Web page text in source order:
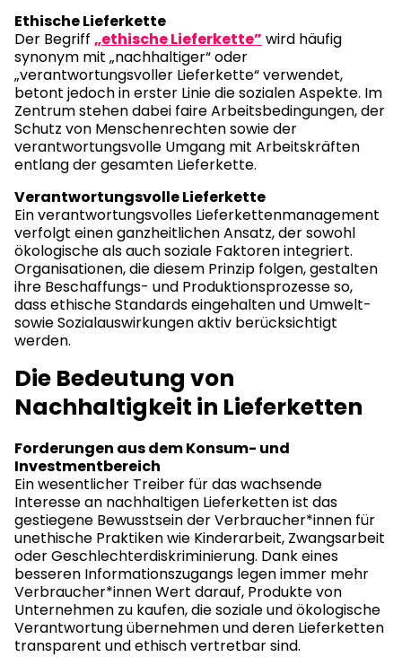
Ethische Lieferkette
Der Begriff „ethische Lieferkette” wird häufig
synonym mit „nachhaltiger“ oder
„verantwortungsvoller Lieferkette“ verwendet,
betont jedoch in erster Linie die sozialen Aspekte. Im
Zentrum stehen dabei faire Arbeitsbedingungen, der
Schutz von Menschenrechten sowie der
verantwortungsvolle Umgang mit Arbeitskräften
entlang der gesamten Lieferkette.
Verantwortungsvolle Lieferkette
Ein verantwortungsvolles Lieferkettenmanagement
verfolgt einen ganzheitlichen Ansatz, der sowohl
ökologische als auch soziale Faktoren integriert.
Organisationen, die diesem Prinzip folgen, gestalten
ihre Beschaffungs- und Produktionsprozesse so,
dass ethische Standards eingehalten und Umwelt-
sowie Sozialauswirkungen aktiv berücksichtigt
werden.
Die Bedeutung von
Nachhaltigkeit in Lieferketten
Forderungen aus dem Konsum- und
Investmentbereich
Ein wesentlicher Treiber für das wachsende
Interesse an nachhaltigen Lieferketten ist das
gestiegene Bewusstsein der Verbraucher*innen für
unethische Praktiken wie Kinderarbeit, Zwangsarbeit
oder Geschlechterdiskriminierung. Dank eines
besseren Informationszugangs legen immer mehr
Verbraucher*innen Wert darauf, Produkte von
Unternehmen zu kaufen, die soziale und ökologische
Verantwortung übernehmen und deren Lieferketten
transparent und ethisch vertretbar sind.